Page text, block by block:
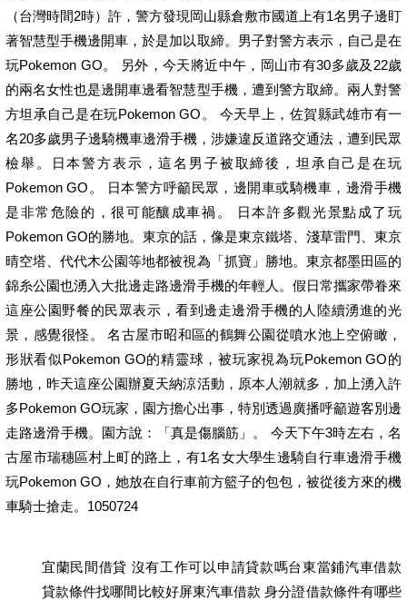
（台灣時間2時）許，警方發現岡山縣倉敷市國道上有1名男子邊盯
著智慧型手機邊開車，於是加以取締。男子對警方表示，自己是在
玩Pokemon GO。 另外，今天將近中午，岡山市有30多歲及22歲
的兩名女性也是邊開車邊看智慧型手機，遭到警方取締。兩人對警
方坦承自己是在玩Pokemon GO。 今天早上，佐賀縣武雄市有一
名20多歲男子邊騎機車邊滑手機，涉嫌違反道路交通法，遭到民眾
檢舉。日本警方表示，這名男子被取締後，坦承自己是在玩
Pokemon GO。 日本警方呼籲民眾，邊開車或騎機車，邊滑手機
是非常危險的，很可能釀成車禍。 日本許多觀光景點成了玩
Pokemon GO的勝地。東京的話，像是東京鐵塔、淺草雷門、東京
晴空塔、代代木公園等地都被視為「抓寶」勝地。東京都墨田區的
錦糸公園也湧入大批邊走路邊滑手機的年輕人。假日常攜家帶眷來
這座公園野餐的民眾表示，看到邊走邊滑手機的人陸續湧進的光
景，感覺很怪。 名古屋市昭和區的鶴舞公園從噴水池上空俯瞰，
形狀看似Pokemon GO的精靈球，被玩家視為玩Pokemon GO的
勝地，昨天這座公園辦夏天納涼活動，原本人潮就多，加上湧入許
多Pokemon GO玩家，園方擔心出事，特別透過廣播呼籲遊客別邊
走路邊滑手機。園方說：「真是傷腦筋」。 今天下午3時左右，名
古屋市瑞穗區村上町的路上，有1名女大學生邊騎自行車邊滑手機
玩Pokemon GO，她放在自行車前方籃子的包包，被從後方來的機
車騎士搶走。1050724
宜蘭民間借貸 沒有工作可以申請貸款嗎台東當鋪汽車借款
貸款條件找哪間比較好屏東汽車借款 身分證借款條件有哪些